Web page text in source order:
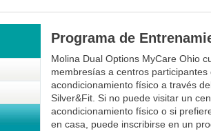
Programa de
Molina Dual Options MyCare Ohio
membresías a centros participantes
acondicionamiento físico a través
Silver&Fit. Si no puede visitar un
acondicionamiento físico o si
en casa, puede inscribirse en un